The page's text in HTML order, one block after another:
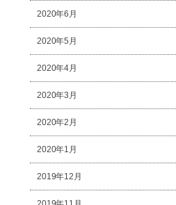
2020年6月
2020年5月
2020年4月
2020年3月
2020年2月
2020年1月
2019年12月